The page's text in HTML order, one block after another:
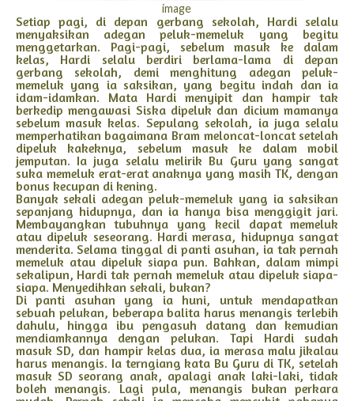
image
Setiap pagi, di depan gerbang sekolah, Hardi selalu
menyaksikan adegan peluk-memeluk yang begitu
menggetarkan. Pagi-pagi, sebelum masuk ke dalam
kelas, Hardi selalu berdiri berlama-lama di depan
gerbang sekolah, demi menghitung adegan peluk-
memeluk yang ia saksikan, yang begitu indah dan ia
idam-idamkan. Mata Hardi menyipit dan hampir tak
berkedip mengawasi Siska dipeluk dan dicium mamanya
sebelum masuk kelas. Sepulang sekolah, ia juga selalu
memperhatikan bagaimana Bram meloncat-loncat setelah
dipeluk kakeknya, sebelum masuk ke dalam mobil
jemputan. Ia juga selalu melirik Bu Guru yang sangat
suka memeluk erat-erat anaknya yang masih TK, dengan
bonus kecupan di kening.
Banyak sekali adegan peluk-memeluk yang ia saksikan
sepanjang hidupnya, dan ia hanya bisa menggigit jari.
Membayangkan tubuhnya yang kecil dapat memeluk
atau dipeluk seseorang. Hardi merasa, hidupnya sangat
menderita. Selama tinggal di panti asuhan, ia tak pernah
memeluk atau dipeluk siapa pun. Bahkan, dalam mimpi
sekalipun, Hardi tak pernah memeluk atau dipeluk siapa-
siapa. Menyedihkan sekali, bukan?
Di panti asuhan yang ia huni, untuk mendapatkan
sebuah pelukan, beberapa balita harus menangis terlebih
dahulu, hingga ibu pengasuh datang dan kemudian
mendiamkannya dengan pelukan. Tapi Hardi sudah
masuk SD, dan hampir kelas dua, ia merasa malu jikalau
harus menangis. Ia terngiang kata Bu Guru di TK, setelah
masuk SD seorang anak, apalagi anak laki-laki, tidak
boleh menangis. Lagi pula, menangis bukan perkara